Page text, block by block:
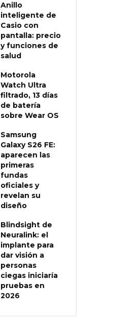
Anillo
inteligente de
Casio con
pantalla: precio
y funciones de
salud
Motorola
Watch Ultra
filtrado, 13 días
de batería
sobre Wear OS
Samsung
Galaxy S26 FE:
aparecen las
primeras
fundas
oficiales y
revelan su
diseño
Blindsight de
Neuralink: el
implante para
dar visión a
personas
ciegas iniciaría
pruebas en
2026